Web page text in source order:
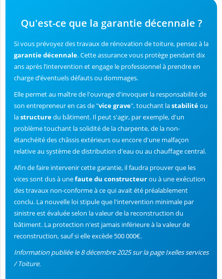
Qu'est-ce que la garantie décennale ?
Si vous prévoyez des travaux de rénovation de toiture, pensez à la
garantie décennale. Cette assurance vous protège pendant dix
ans après l’intervention et engage le professionnel à prendre en
charge d’éventuels défauts ou dommages.
Elle permet au maître de l'ouvrage d'invoquer la responsabilité de
son entrepreneur en cas de "vice grave", touchant lastabilitéou
lastructuredu bâtiment. Il peut s'agir, par exemple, d'un
problème touchant la solidité de la charpente, de la non-
étanchéité des châssis extérieurs ou encore d'une malfaçon
relative au système de distribution d'eau ou au chauffage central.
Afin de faire intervenir cette garantie, il faudra prouver que les
vices sont dus à unefaute du constructeurou à une exécution
des travaux non-conforme à ce qui avait été préalablement
conclu. La nouvelle loi stipule que l'intervention minimale par
sinistre est évaluée selon la valeur de la reconstruction du
bâtiment. La protection n'est jamais inférieure à la valeur de
reconstruction, sauf si elle excède 500 000€.
Information publiée le 8 décembre 2025 sur la page Ixelles services
/ Toiture.